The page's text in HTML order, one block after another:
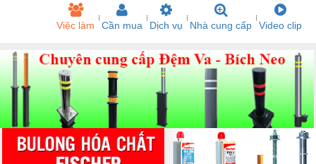
Việc làm Cần mua Dịch vụ Nhà cung cấp Video clip